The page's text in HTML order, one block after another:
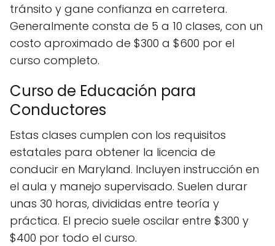
tránsito y gane confianza en carretera.
Generalmente consta de 5 a 10 clases, con un
costo aproximado de $300 a $600 por el
curso completo.
Curso de Educación para
Conductores
Estas clases cumplen con los requisitos
estatales para obtener la licencia de
conducir en Maryland. Incluyen instrucción en
el aula y manejo supervisado. Suelen durar
unas 30 horas, divididas entre teoría y
práctica. El precio suele oscilar entre $300 y
$400 por todo el curso.